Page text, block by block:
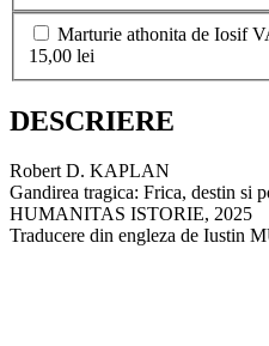
Marturie athonita de Iosif
15,00 lei
DESCRIERE
Robert D. KAPLAN
Gandirea tragica: Frica, destin si
HUMANITAS ISTORIE, 2025
Traducere din engleza de Iustin